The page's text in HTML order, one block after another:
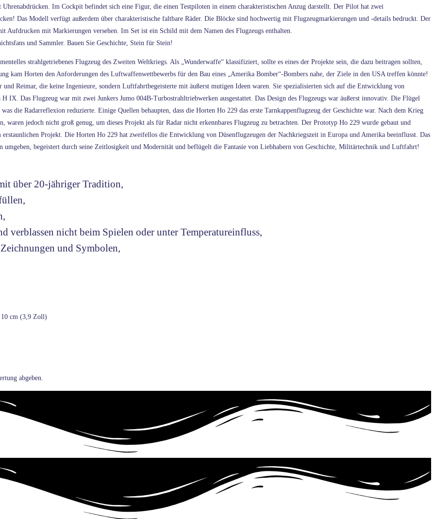
Im Cockpit befindet sich eine Figur, die einen Testpiloten in einem charakteristischen Anzug darstellt. Der Pilot hat zwei
Das Modell verfügt außerdem über charakteristische faltbare Räder. Die Blöcke sind hochwertig mit Flugzeugmarkierungen und -details bedruckt. Der
Aufdrucken mit Markierungen versehen. Im Set ist ein Schild mit dem Namen des Flugzeugs enthalten.
und Sammler. Bauen Sie Geschichte, Stein für Stein!
strahlgetriebenes Flugzeug des Zweiten Weltkriegs. Als „Wunderwaffe“ klassifiziert, sollte es eines der Projekte sein, die dazu beitragen sollten,
kam Horten den Anforderungen des Luftwaffenwettbewerbs für den Bau eines „Amerika Bomber“-Bombers nahe, der Ziele in den USA treffen könnte!
Reimar, die keine Ingenieure, sondern Luftfahrtbegeisterte mit äußerst mutigen Ideen waren. Sie spezialisierten sich auf die Entwicklung von
Das Flugzeug war mit zwei Junkers Jumo 004B-Turbostrahltriebwerken ausgestattet. Das Design des Flugzeugs war äußerst innovativ. Die Flügel
die Radarreflexion reduzierte. Einige Quellen behaupten, dass die Horten Ho 229 das erste Tarnkappenflugzeug der Geschichte war. Nach dem Krieg
waren jedoch nicht groß genug, um dieses Projekt als für Radar nicht erkennbares Flugzeug zu betrachten. Der Prototyp Ho 229 wurde gebaut und
Projekt. Die Horten Ho 229 hat zweifellos die Entwicklung von Düsenflugzeugen der Nachkriegszeit in Europa und Amerika beeinflusst. Das
begeistert durch seine Zeitlosigkeit und Modernität und beflügelt die Fantasie von Liebhabern von Geschichte, Militärtechnik und Luftfahrt!
über 20-jähriger Tradition,
nicht beim Spielen oder unter Temperatureinfluss,
und Symbolen,
cm (3,9 Zoll)
abgeben.